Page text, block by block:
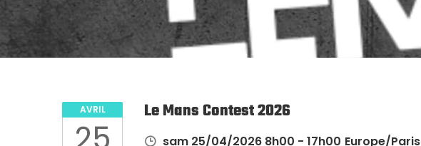
AVRIL Le Mans Contest 2026
sam 25/04/2026 8h00 - 17h00 Europe/Paris